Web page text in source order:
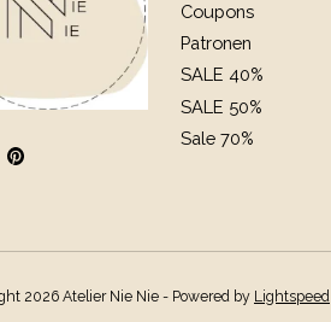
Coupons
Patronen
SALE 40%
SALE 50%
Sale 70%
2026 Atelier Nie Nie - Powered by Lightspeed